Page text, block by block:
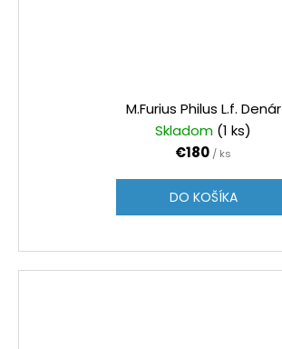
M.Furius Philus L.f. Denár
Skladom (1 ks)
€180 / ks
DO KOŠÍKA